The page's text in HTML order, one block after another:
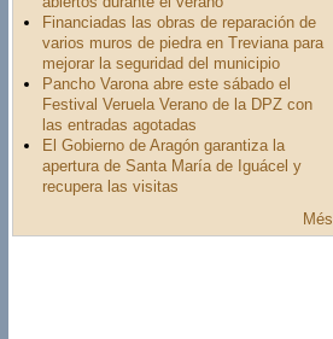
Financiadas las obras de reparación de
varios muros de piedra en Treviana para
mejorar la seguridad del municipio
Pancho Varona abre este sábado el
Festival Veruela Verano de la DPZ con
las entradas agotadas
El Gobierno de Aragón garantiza la
apertura de Santa María de Iguácel y
recupera las visitas
Més